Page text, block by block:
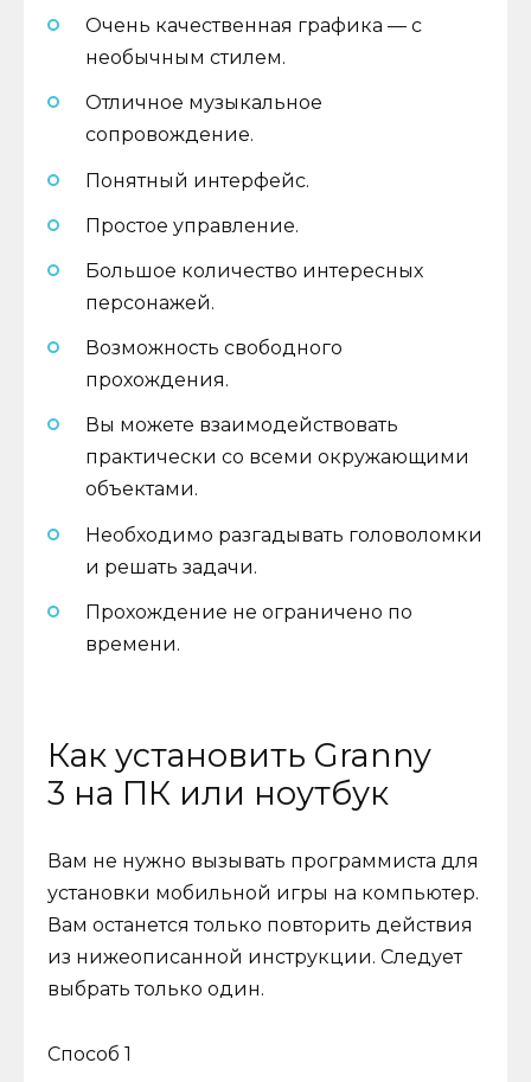
Очень качественная графика — с
необычным стилем.
Отличное музыкальное
сопровождение.
Понятный интерфейс.
Простое управление.
Большое количество интересных
персонажей.
Возможность свободного
прохождения.
Вы можете взаимодействовать
практически со всеми окружающими
объектами.
Необходимо разгадывать головоломки
и решать задачи.
Прохождение не ограничено по
времени.
Как установить Granny
3 на ПК или ноутбук
Вам не нужно вызывать программиста для
установки мобильной игры на компьютер.
Вам останется только повторить действия
из нижеописанной инструкции. Следует
выбрать только один.
Способ 1